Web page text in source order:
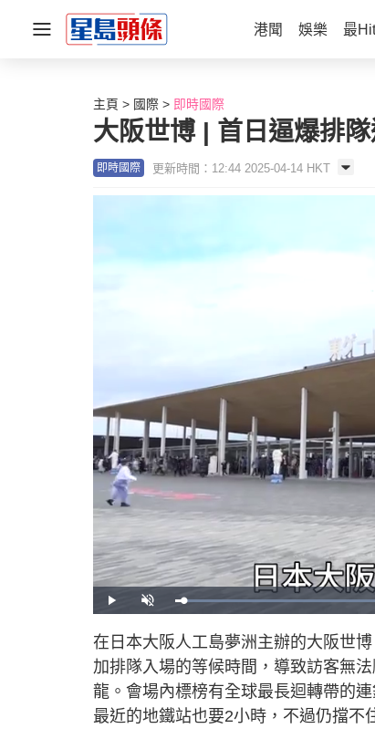
港聞 娛樂 最Hit
主頁 國際 即時國際
大阪世博 | 首日逼爆排
即時國際 更新時間：12:44 2025-04-14 HKT
P
l
U
n
u
t
L
o
e
d
:
3
8
.
1
%
在日本大阪人工島夢洲主辦的大阪世
加排隊入場的等候時間，導致訪客無
龍。會場內標榜有全球最長迴轉帶的
最近的地鐵站也要2小時，不過仍擋不